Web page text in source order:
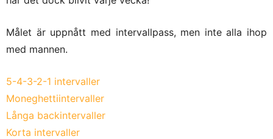
Målet är uppnått med intervallpass, men inte alla ihop
med mannen.
5-4-3-2-1 intervaller
Moneghettiintervaller
Långa backintervaller
Korta intervaller